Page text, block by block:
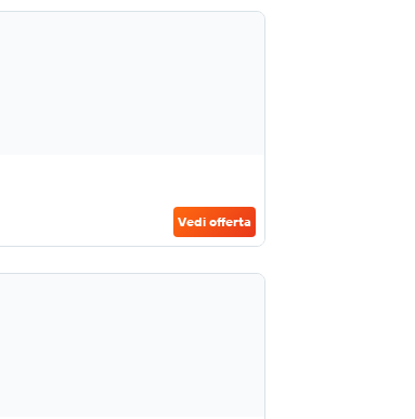
Vedi offerta